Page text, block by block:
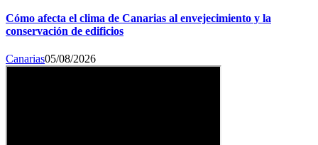
Cómo afecta el clima de Canarias al envejecimiento y la
conservación de edificios
Canarias05/08/2026